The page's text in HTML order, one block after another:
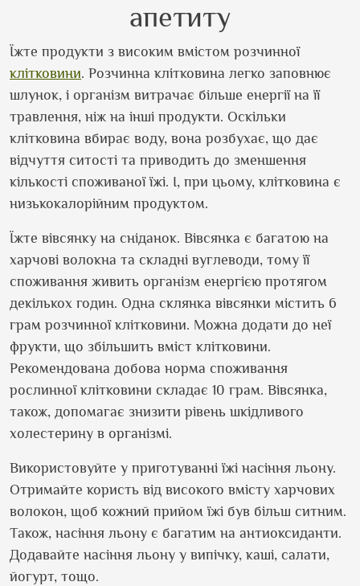
апетиту
Їжте продукти з високим вмістом розчинної
клітковини. Розчинна клітковина легко заповнює
шлунок, і організм витрачає більше енергії на її
травлення, ніж на інші продукти. Оскільки
клітковина вбирає воду, вона розбухає, що дає
відчуття ситості та приводить до зменшення
кількості споживаної їжі. І, при цьому, клітковина є
низькокалорійним продуктом.
Їжте вівсянку на сніданок. Вівсянка є багатою на
харчові волокна та складні вуглеводи, тому її
споживання живить організм енергією протягом
декількох годин. Одна склянка вівсянки містить 6
грам розчинної клітковини. Можна додати до неї
фрукти, що збільшить вміст клітковини.
Рекомендована добова норма споживання
рослинної клітковини складає 10 грам. Вівсянка,
також, допомагає знизити рівень шкідливого
холестерину в організмі.
Використовуйте у приготуванні їжі насіння льону.
Отримайте користь від високого вмісту харчових
волокон, щоб кожний прийом їжі був більш ситним.
Також, насіння льону є багатим на антиоксиданти.
Додавайте насіння льону у випічку, каші, салати,
йогурт, тощо.